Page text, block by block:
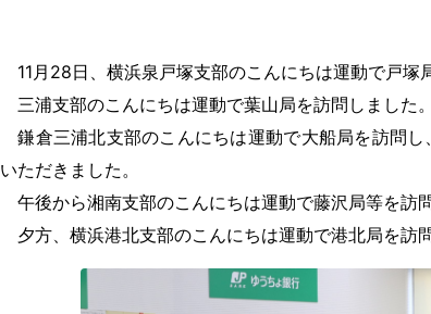
11月28日、横浜泉戸塚支部のこんにちは運動で戸塚
三浦支部のこんにちは運動で葉山局を訪問しました。
鎌倉三浦北支部のこんにちは運動で大船局を訪問
いただきました。
午後から湘南支部のこんにちは運動で藤沢局等を訪問
夕方、横浜港北支部のこんにちは運動で港北局を訪